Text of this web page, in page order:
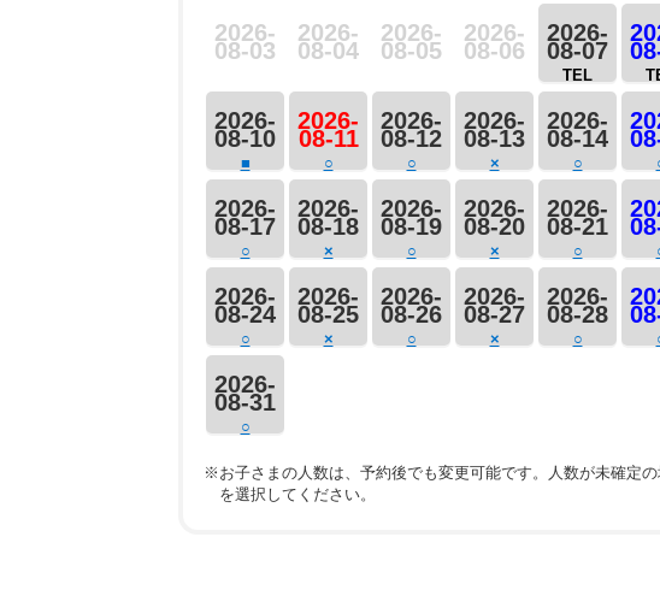
2026-
08-03
2026-
08-04
2026-
08-05
2026-
08-06
2026-
08-07
TEL
2026-
08-10
■
2026-
08-11
○
2026-
08-12
○
2026-
08-13
×
2026-
08-14
○
2026-
08-17
○
2026-
08-18
×
2026-
08-19
○
2026-
08-20
×
2026-
08-21
○
2026-
08-24
○
2026-
08-25
×
2026-
08-26
○
2026-
08-27
×
2026-
08-28
○
2026-
08-31
○
※お子さまの人数は、予約後でも変更可能です。人数が未確定
を選択してください。